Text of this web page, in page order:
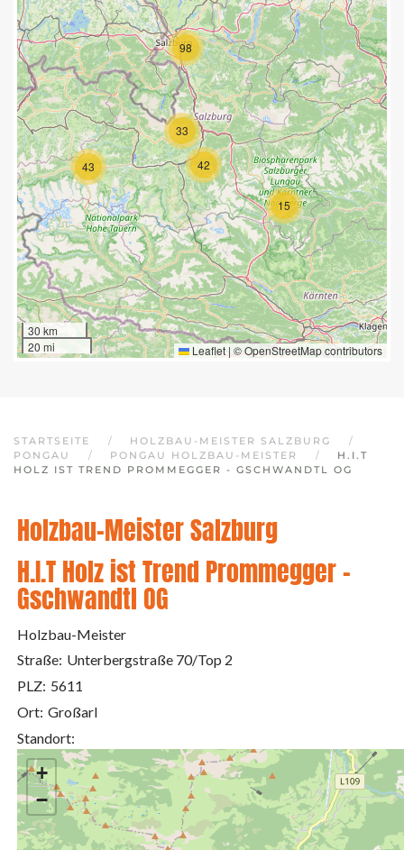
15
33
42
43
98
30 km
20 mi
Leaflet | ©OpenStreetMapcontributors
STARTSEITE
HOLZBAU-MEISTER SALZBURG
PONGAU
PONGAU HOLZBAU-MEISTER
H.I.T
HOLZ IST TREND PROMMEGGER - GSCHWANDTL OG
Holzbau-Meister Salzburg
H.I.T Holz ist Trend Prommegger -
Gschwandtl OG
Holzbau-Meister
Straße: Unterbergstraße 70/Top 2
PLZ: 5611
Ort: Großarl
Standort:
+
−